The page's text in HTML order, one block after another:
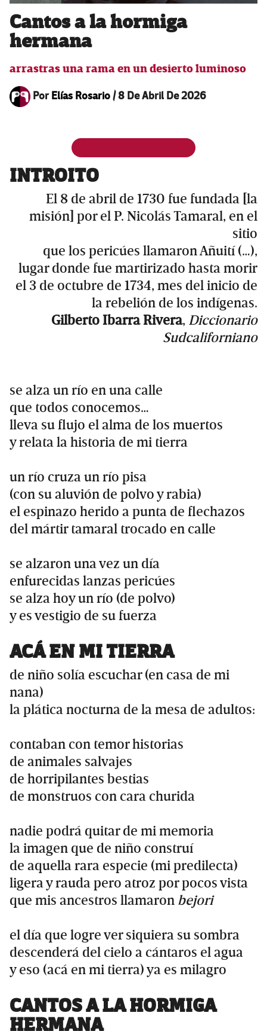
Cantos a la hormiga
hermana
arrastras una rama en un desierto luminoso
PorElías Rosario/8 De Abril De 2026
INTROITO
El 8 de abril de 1730 fue fundada [la
misión] por el P. Nicolás Tamaral, en el
sitio
que los pericúes llamaron Añuití (…),
lugar donde fue martirizado hasta morir
el 3 de octubre de 1734, mes del inicio de
la rebelión de los indígenas.
Gilberto Ibarra Rivera, Diccionario
Sudcaliforniano
se alza un río en una calle
que todos conocemos…
lleva su flujo el alma de los muertos
y relata la historia de mi tierra
un río cruza un río pisa
(con su aluvión de polvo y rabia)
el espinazo herido a punta de flechazos
del mártir tamaral trocado en calle
se alzaron una vez un día
enfurecidas lanzas pericúes
se alza hoy un río (de polvo)
y es vestigio de su fuerza
ACÁ EN MI TIERRA
de niño solía escuchar (en casa de mi
nana)
la plática nocturna de la mesa de adultos:
contaban con temor historias
de animales salvajes
de horripilantes bestias
de monstruos con cara churida
nadie podrá quitar de mi memoria
la imagen que de niño construí
de aquella rara especie (mi predilecta)
ligera y rauda pero atroz por pocos vista
que mis ancestros llamaron bejori
el día que logre ver siquiera su sombra
descenderá del cielo a cántaros el agua
y eso (acá en mi tierra) ya es milagro
CANTOS A LA HORMIGA
HERMANA